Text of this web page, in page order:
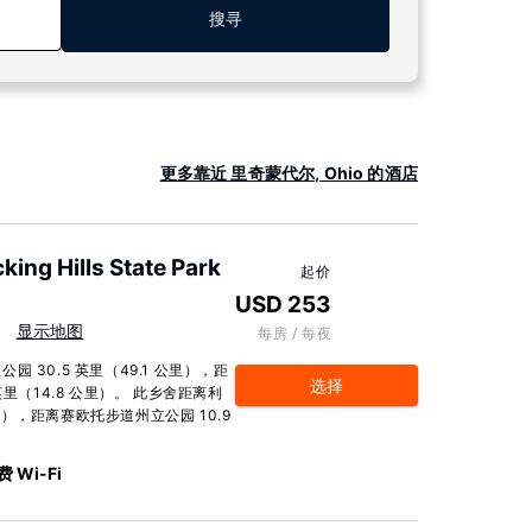
搜寻
更多靠近 里奇蒙代尔, Ohio 的酒店
Hills State Park
显示地图
园 30.5 英里（49.1 公里），距
（14.8 公里）。 此乡舍距离利
，距离赛欧托步道州立公园 10.9
Wi-Fi
起价
USD 253
每房 / 每夜
选择